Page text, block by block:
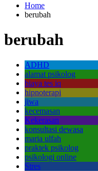
Home
berubah
berubah
ADHD
alamat psikolog
biaya tes iq
hipnoterapi
jiwa
kecemasan
Kekerasan
konsultasi dewasa
maria ulfah
praktek psikolog
psikologi online
Stres